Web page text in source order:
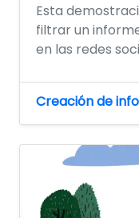
Esta
filtrar un
en las redes
Creación de